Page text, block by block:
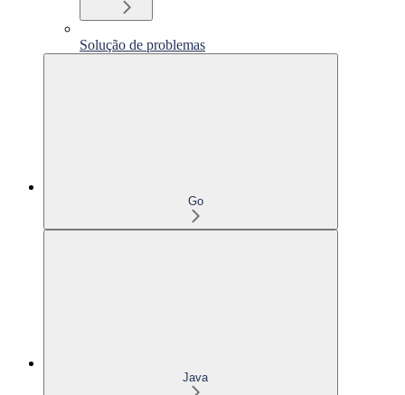
Solução de problemas
Go
Java